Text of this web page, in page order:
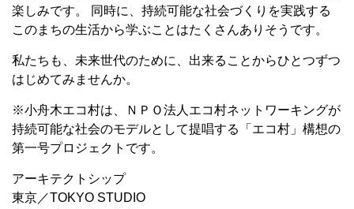
楽しみです。 同時に、持続可能な社会づくりを実践する
このまちの生活から学ぶことはたくさんありそうです。
私たちも、未来世代のために、出来ることからひとつずつ
はじめてみませんか。
※小舟木エコ村は、ＮＰＯ法人エコ村ネットワーキングが
持続可能な社会のモデルとして提唱する「エコ村」構想の
第一号プロジェクトです。
アーキテクトシップ
東京／TOKYO STUDIO